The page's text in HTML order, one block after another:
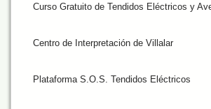
Curso Gratuito de Tendidos Eléctricos y
Centro de Interpretación de Villalar
Plataforma S.O.S. Tendidos Eléctricos